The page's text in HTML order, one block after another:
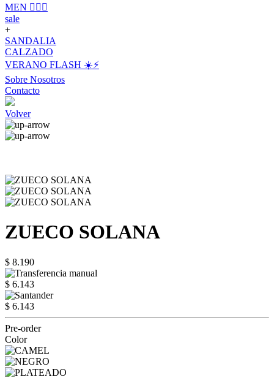
MEN 🙋🏽‍♂️
sale
+
SANDALIA
CALZADO
VERANO FLASH ☀️⚡️
Sobre Nosotros
Contacto
Volver
ZUECO SOLANA
$ 8.190
$ 6.143
$ 6.143
Pre-order
Color